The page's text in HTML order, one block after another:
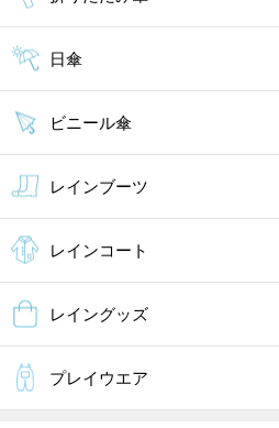
日傘
ビニール傘
レインブーツ
レインコート
レイングッズ
プレイウエア